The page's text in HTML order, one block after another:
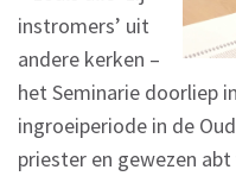
instromers’ uit
andere kerken –
het Seminarie doorliep
ingroeiperiode in de
priester en gewezen